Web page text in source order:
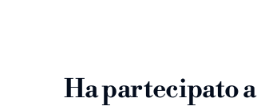
Ha partecipato a